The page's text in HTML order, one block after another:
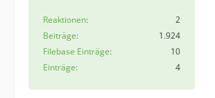
Reaktionen
2
Beiträge
1.924
Filebase Einträge
10
Einträge
4